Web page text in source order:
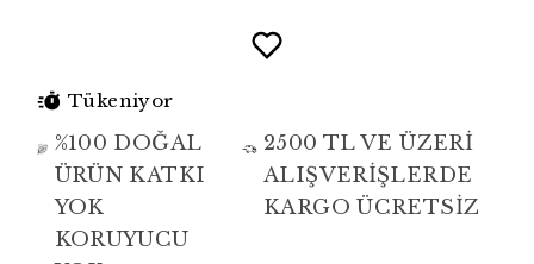
Tükeniyor
%100 DOĞAL
ÜRÜN KATKI
YOK
KORUYUCU
2500 TL VE ÜZERİ
ALIŞVERİŞLERDE
KARGO ÜCRETSİZ